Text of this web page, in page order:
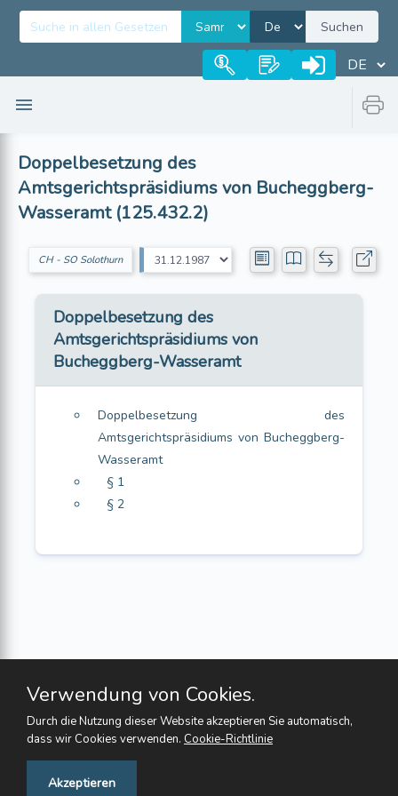
Suchen
Doppelbesetzung des
Amtsgerichtspräsidiums von Bucheggberg-
Wasseramt (125.432.2)
CH - SO Solothurn
Doppelbesetzung des
Amtsgerichtspräsidiums von
Bucheggberg-Wasseramt
Doppelbesetzung des
Amtsgerichtspräsidiums von Bucheggberg-
Wasseramt
§ 1
§ 2
Verwendung von Cookies.
Durch die Nutzung dieser Website akzeptieren Sie automatisch,
dass wir Cookies verwenden. Cookie-Richtlinie
Akzeptieren